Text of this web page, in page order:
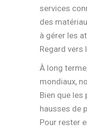
services
des
à gérer les
Regard vers
À long
mondiaux,
Bien que
hausses de
Pour rester